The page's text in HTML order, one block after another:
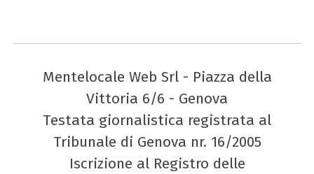
Mentelocale Web Srl - Piazza della
Vittoria 6/6 - Genova
Testata giornalistica registrata al
Tribunale di Genova nr. 16/2005
Iscrizione al Registro delle